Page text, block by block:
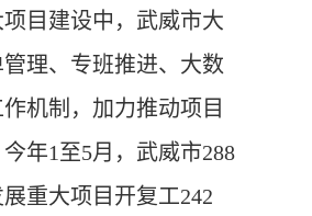
建设中，武威市大
理、专班推进、大数
机制，加力推动项目
年1至5月，武威市288
重大项目开复工242